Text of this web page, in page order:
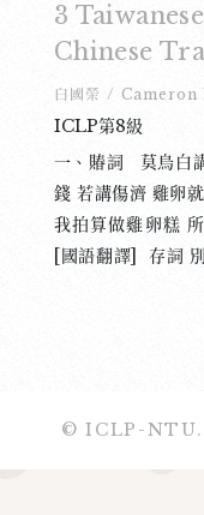
3
Chinese
白國榮 /
ICLP第8級
一、賰詞 莫烏白
錢 若講傷濟 雞卵
我拍算做雞卵糕
[國語翻譯] 存詞
會當行 [國語翻
候 肢有餘 體不夠
© ICLP-NTU.